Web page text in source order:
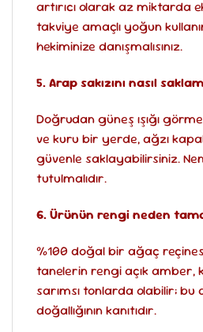
artırıcı olarak az miktarda
takviye amaçlı yoğun
hekiminize danışmalısınız.
5. Arap sakızını nasıl
Doğrudan güneş ışığı
ve kuru bir yerde, ağzı
güvenle saklayabilirsiniz.
tutulmalıdır.
6. Ürünün rengi neden
%100 doğal bir ağaç
tanelerin rengi açık
sarımsı tonlarda olabilir;
doğallığının kanıtıdır.